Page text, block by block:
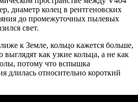
диаметр колец в рентгеновских
до промежуточных пылевых
свет.
к Земле, кольцо кажется больше,
выглядят как узкие кольца, а не как
потому что вспышка
длилась относительно короткий